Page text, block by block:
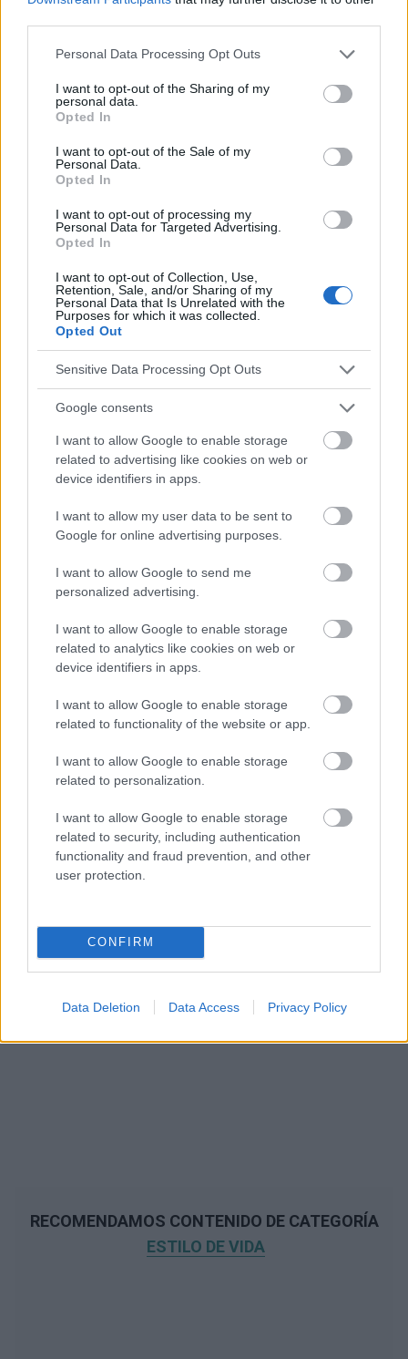
Please note that this website/app uses one or more Google
not limited to your visit or usage behaviour. You may click to
grant or deny consent to Google and its third-party tags to
use your data for below specified purposes in below Google
consent section.
Personal Data Processing Opt Outs
I want to opt-out of the Sharing of my
personal data.
Opted In
I want to opt-out of the Sale of my
Personal Data.
Opted In
I want to opt-out of processing my
Personal Data for Targeted Advertising.
Opted In
I want to opt-out of Collection, Use,
Retention, Sale, and/or Sharing of my
Personal Data that Is Unrelated with the
Purposes for which it was collected.
Opted Out
Sensitive Data Processing Opt Outs
Google consents
I want to allow Google to enable storage
related to advertising like cookies on web or
device identifiers in apps.
I want to allow my user data to be sent to
Google for online advertising purposes.
I want to allow Google to send me
personalized advertising.
I want to allow Google to enable storage
related to analytics like cookies on web or
device identifiers in apps.
I want to allow Google to enable storage
related to functionality of the website or app.
I want to allow Google to enable storage
related to personalization.
I want to allow Google to enable storage
related to security, including authentication
functionality and fraud prevention, and other
user protection.
CONFIRM
Data Deletion Data Access Privacy Policy
¿Quiere estar al día? Síganos en GoogleNews
Temas Bajo índice glucémico
Grasas saludables
Nutrientes Problemas metabólicos
Productos de apoyo Proteína
Regulación del metabolismo Resistencia a la insulina
Mira también en la lengua english
français polskim
educativo e informativo. El editor y los redactores del sitio no son
responsables de los efectos de su aplicación. Antes de aplicar
los consejos y sugerencias incluidos en este sitio web consúltalo
RECOMENDAMOS CONTENIDO DE CATEGORÍA
ESTILO DE VIDA